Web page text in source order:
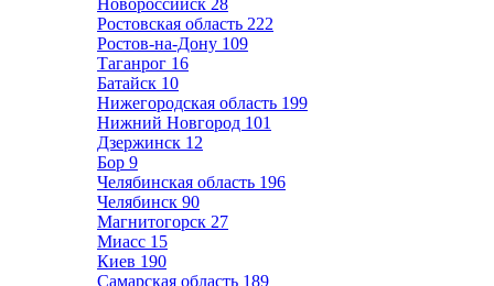
Новороссийск 28
Ростовская область 222
Ростов-на-Дону 109
Таганрог 16
Батайск 10
Нижегородская область 199
Нижний Новгород 101
Дзержинск 12
Бор 9
Челябинская область 196
Челябинск 90
Магнитогорск 27
Миасс 15
Киев 190
Самарская область 189